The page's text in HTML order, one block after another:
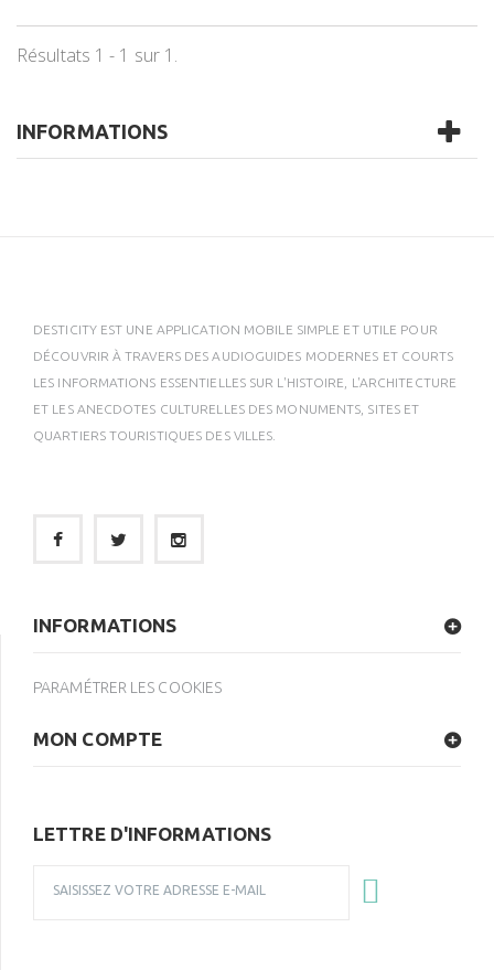
Résultats 1 - 1 sur 1.
INFORMATIONS
DESTICITY EST UNE APPLICATION MOBILE SIMPLE ET UTILE POUR
DÉCOUVRIR À TRAVERS DES AUDIOGUIDES MODERNES ET COURTS
LES INFORMATIONS ESSENTIELLES SUR L'HISTOIRE, L'ARCHITECTURE
ET LES ANECDOTES CULTURELLES DES MONUMENTS, SITES ET
QUARTIERS TOURISTIQUES DES VILLES.
INFORMATIONS
PARAMÉTRER LES COOKIES
MON COMPTE
LETTRE D'INFORMATIONS